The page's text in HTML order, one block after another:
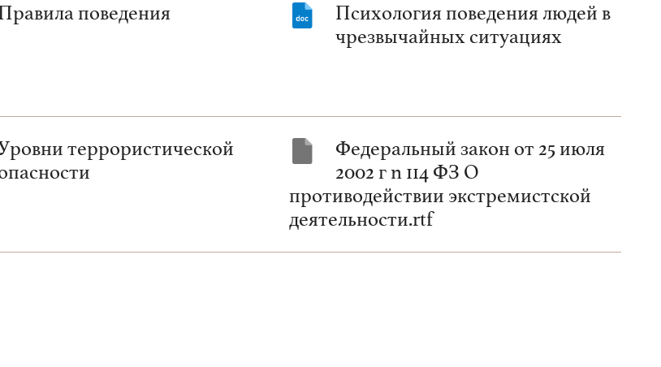
поведения
Психология поведения людей в
чрезвычайных ситуациях
террористической
Федеральный закон от 25 июля
2002 г n 114 ФЗ О
противодействии экстремистской
деятельности.rtf